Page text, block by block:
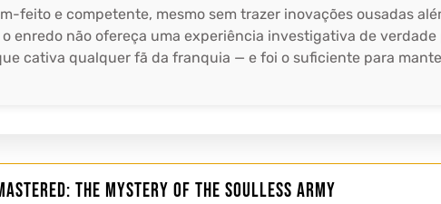
feito e competente, mesmo sem trazer inovações ousadas
enredo não ofereça uma experiência investigativa de verdade
cativa qualquer fã da franquia — e foi o suficiente para
The Mystery of the Soulless Army